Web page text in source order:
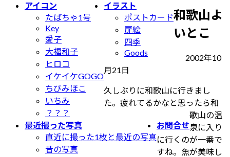
アイコン
たばちゃ1号
Key
愛子
大福和子
ヒロコ
イケイケGOGO
ちびみほこ
いちみ
？？？
イラスト
ポストカード
扉絵
四季
Goods
最近撮った写真
直近に撮った1枚と最近の写真
昔の写真
お問合せ
和歌山よ
いとこ
2002年10
月21日
更
新
時
:
久しぶりに和歌山に行きまし
た。疲れてるかなと思ったら和
歌山の温
泉に入り
に行くのが一番で
すね。魚が美味し